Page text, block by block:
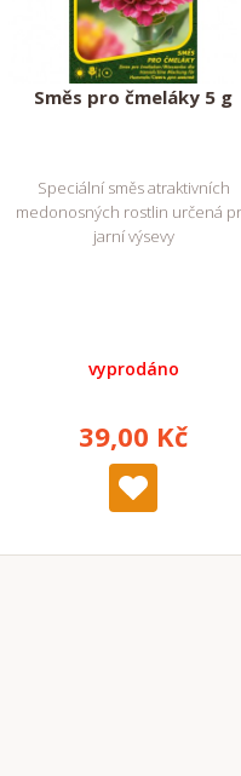
Směs pro čmeláky 5 g
Speciální směs atraktivních
medonosných rostlin určená
jarní výsevy
vyprodáno
39,00 Kč